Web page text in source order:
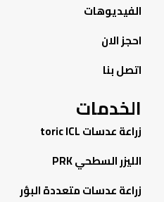
الفيديوهات
احجز الان
اتصل بنا
الخدمات
زراعة عدسات toric ICL
الليزر السطحي PRK
زراعة عدسات متعددة البؤر